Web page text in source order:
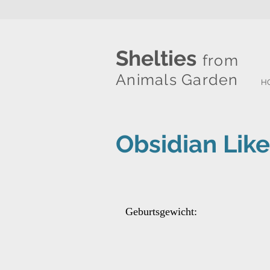
Shelties from
Animals Garden
Obsidian Like
Geburtsgewicht: